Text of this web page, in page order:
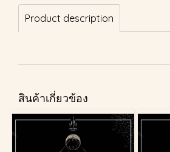
Product description
สินค้าเกี่ยวข้อง